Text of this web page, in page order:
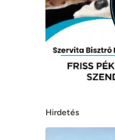
Hirdetés